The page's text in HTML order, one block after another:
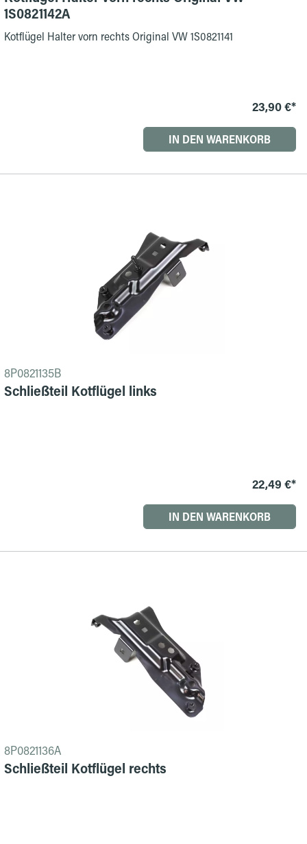
1S0821142A
Kotflügel Halter vorn rechts Original VW 1S0821141
23,90 €*
IN DEN WARENKORB
8P0821135B
Schließteil Kotflügel links
22,49 €*
IN DEN WARENKORB
8P0821136A
Schließteil Kotflügel rechts